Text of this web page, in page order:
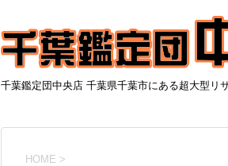
千葉鑑定団中央店 千葉県千葉市にある超大型
HOME >